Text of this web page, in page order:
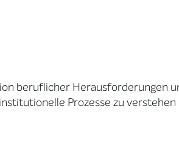
beruflicher Herausforderungen
Prozesse zu